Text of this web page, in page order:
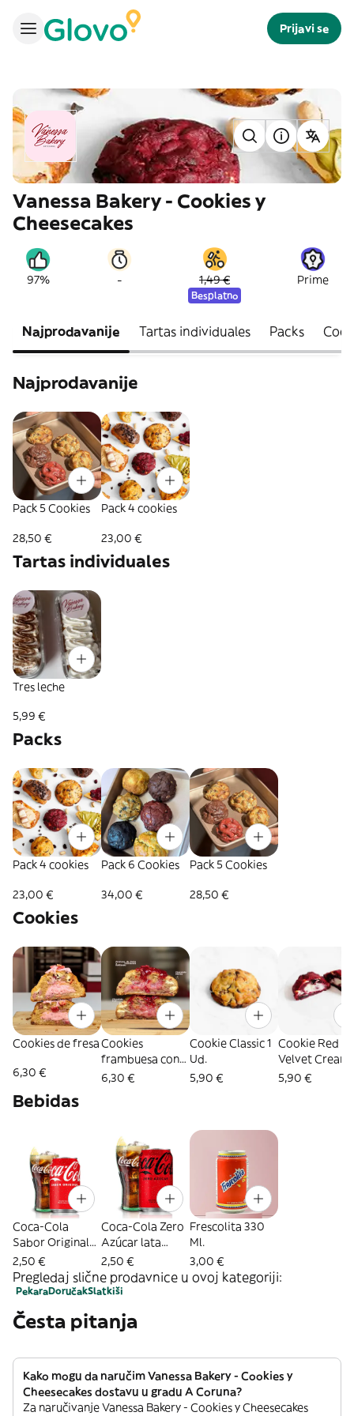
Prijavi se
Vanessa Bakery - Cookies y
Cheesecakes
97% - 1,49 €
Besplatno
Prime
Najprodavanije Tartas individuales Packs
Najprodavanije
Pack 5 Cookies
28,50 €
Pack 4 cookies
23,00 €
Tartas individuales
Tres leche
5,99 €
Packs
Pack 4 cookies
23,00 €
Pack 6 Cookies
34,00 €
Pack 5 Cookies
28,50 €
Cookies
Cookies de fresa
6,30 €
Cookies
frambuesa con
limón
6,30 €
Cookie Classic 1
Ud.
5,90 €
Cookie Red
Velvet Cream
Ud.
5,90 €
Bebidas
Coca-Cola
Sabor Original
lata 330ml.
2,50 €
Coca-Cola Zero
Azúcar lata
330ml.
2,50 €
Frescolita 330
Ml.
3,00 €
Pregledaj slične prodavnice u ovoj kategoriji:
PekaraDoručakSlatkiši
Česta pitanja
Kako mogu da naručim Vanessa Bakery - Cookies y
Cheesecakes dostavu u gradu A Coruna?
Za naručivanje Vanessa Bakery - Cookies y Cheesecakes